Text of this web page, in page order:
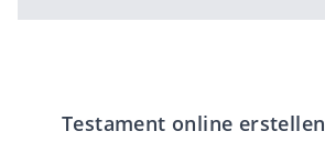
Testament online erstellen